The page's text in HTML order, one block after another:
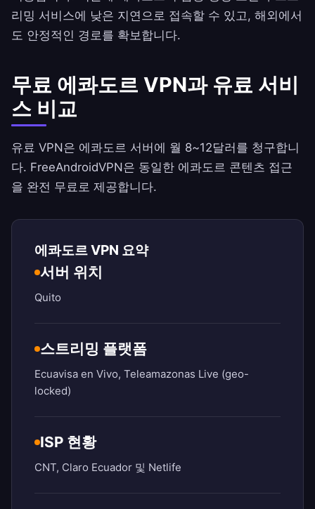
리밍 서비스에 낮은 지연으로 접속할 수 있고, 해외에서
도 안정적인 경로를 확보합니다.
무료 에콰도르 VPN과 유료 서비
스 비교
유료 VPN은 에콰도르 서버에 월 8~12달러를 청구합니
다. FreeAndroidVPN은 동일한 에콰도르 콘텐츠 접근
을 완전 무료로 제공합니다.
에콰도르 VPN 요약
서버 위치
Quito
스트리밍 플랫폼
Ecuavisa en Vivo, Teleamazonas Live (geo-
locked)
ISP 현황
CNT, Claro Ecuador 및 Netlife